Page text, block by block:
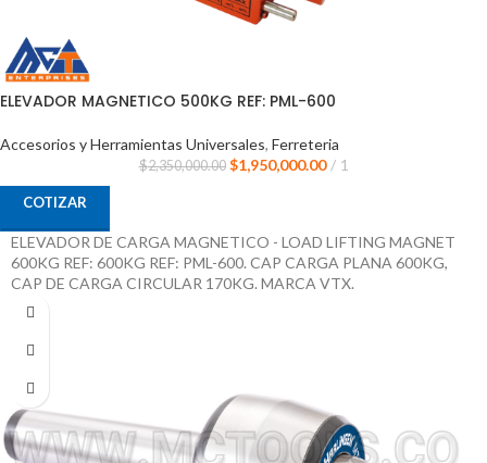
ELEVADOR MAGNETICO 500KG REF: PML-600
Accesorios y Herramientas Universales, Ferreteria
$2,350,000.00 $1,950,000.00 1
COTIZAR
ELEVADOR DE CARGA MAGNETICO - LOAD LIFTING MAGNET
600KG REF: 600KG REF: PML-600. CAP CARGA PLANA 600KG,
CAP DE CARGA CIRCULAR 170KG. MARCA VTX.